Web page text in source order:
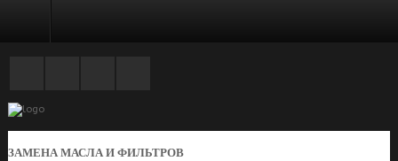
ЗАМЕНА МАСЛА И ФИЛЬТРОВ